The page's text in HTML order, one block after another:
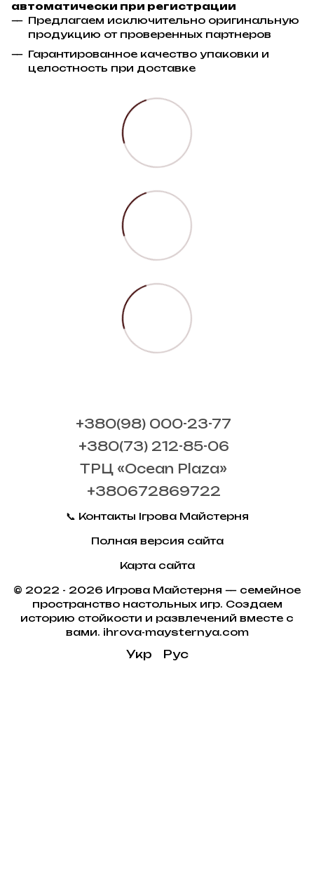
автоматически при регистрации
Предлагаем исключительно оригинальную
продукцию от проверенных партнеров
Гарантированное качество упаковки и
целостность при доставке
+380(98) 000-23-77
+380(73) 212-85-06
ТРЦ «Ocean Plaza»
+380672869722
📞 Контакты Ігрова Майстерня
Полная версия сайта
Карта сайта
© 2022 - 2026 Игрова Майстерня — семейное
пространство настольных игр. Создаем
историю стойкости и развлечений вместе с
вами. ihrova-maysternya.com
Укр Рус